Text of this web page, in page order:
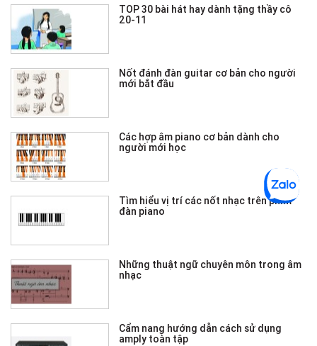
TOP 30 bài hát hay dành tặng thầy cô
20-11
Nốt đánh đàn guitar cơ bản cho người
mới bắt đầu
Các hợp âm piano cơ bản dành cho
người mới học
Tìm hiểu vị trí các nốt nhạc trên phím
đàn piano
Những thuật ngữ chuyên môn trong âm
nhạc
Cẩm nang hướng dẫn cách sử dụng
amply toàn tập